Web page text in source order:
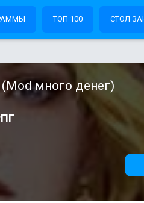
ТОП 100 СТОЛ
много денег)